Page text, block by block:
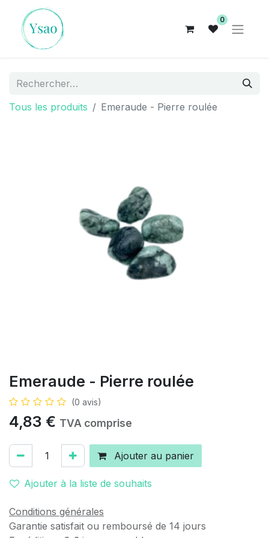
0
Tous les produits Emeraude - Pierre roulée
Emeraude - Pierre roulée
(0 avis)
4,83 € TVA comprise
Ajouter au panier
Ajouter à la liste de souhaits
Conditions générales
Garantie satisfait ou remboursé de 14 jours